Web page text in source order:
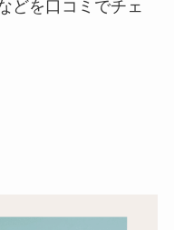
どを口コミでチェ